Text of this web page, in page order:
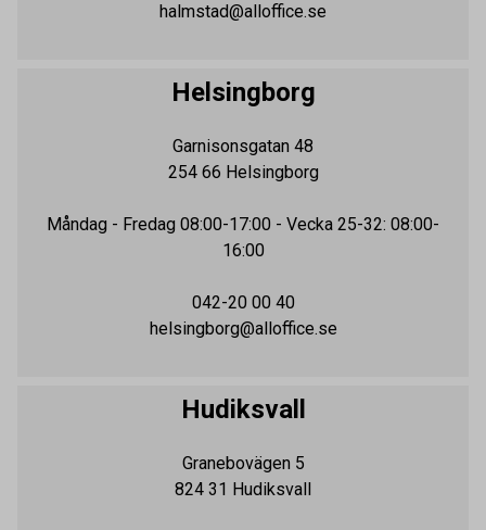
halmstad@alloffice.se
Helsingborg
Garnisonsgatan 48
254 66 Helsingborg
Måndag - Fredag 08:00-17:00 - Vecka 25-32: 08:00-
16:00
042-20 00 40
helsingborg@alloffice.se
Hudiksvall
Granebovägen 5
824 31 Hudiksvall